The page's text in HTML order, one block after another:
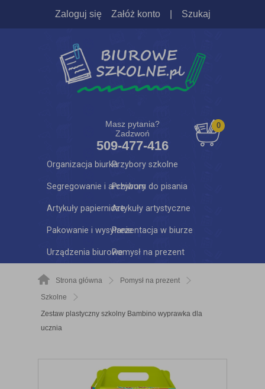
Zaloguj się Załóż konto Szukaj
Masz pytania?
Zadzwoń
509-477-416
0
Organizacja biurkaPrzybory szkolne
Segregowanie i archiwumPrzybory do pisania
Artykuły papierniczeArtykuły artystyczne
Pakowanie i wysyłaniePrezentacja w biurze
Urządzenia biurowePomysł na prezent
Strona główna
Pomysł na prezent
Szkolne
Zestaw plastyczny szkolny Bambino wyprawka dla
ucznia